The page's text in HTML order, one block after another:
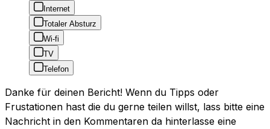
Internet
Totaler Absturz
Wi-fi
TV
Telefon
Danke für deinen Bericht! Wenn du Tipps oder
Frustationen hast die du gerne teilen willst, lass bitte eine
Nachricht in den Kommentaren da hinterlasse eine